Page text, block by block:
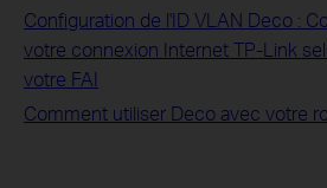
Configuration de l'ID VLAN Deco :
votre connexion Internet TP-Link
votre FAI
Comment utiliser Deco avec votre